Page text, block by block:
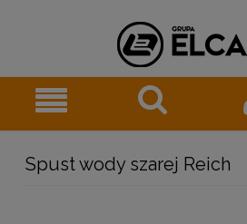
Spust wody szarej Reich